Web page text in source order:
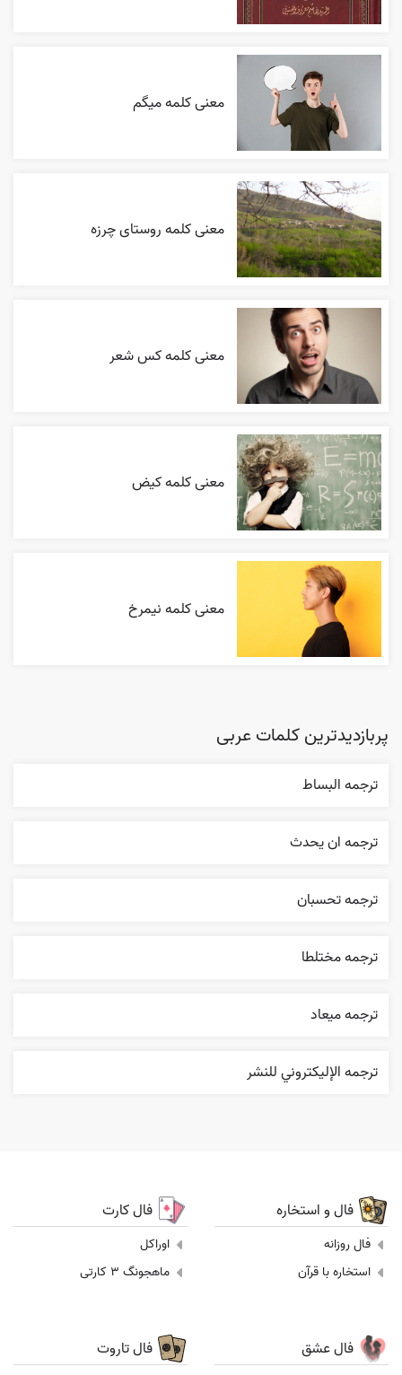
معنی کلمه میگم
معنی کلمه روستای چرزه
معنی کلمه کس شعر
معنی کلمه کیض
معنی کلمه نیمرخ
پربازدیدترین کلمات عربی
ترجمه البساط
ترجمه ان يحدث
ترجمه تحسبان
ترجمه مختلطا
ترجمه ميعاد
ترجمه الإليکتروني للنشر
فال و استخاره
فال روزانه
استخاره با قرآن
فال کارت
اوراکل
ماهجونگ 3 کارتی
فال عشق فال تاروت